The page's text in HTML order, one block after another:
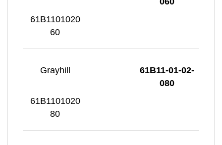
61B1101020
60
Grayhill
61B11-01-02-
080
61B1101020
80